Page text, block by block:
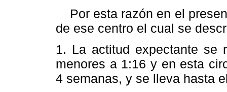
Por esta razón en el
de ese centro el cual se
1. La actitud expectante se
menores a 1:16 y en esta
4 semanas, y se lleva hasta